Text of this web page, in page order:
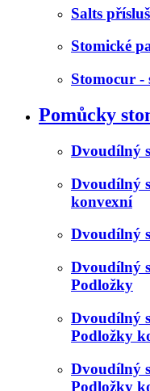
Salts
Stomické
Stomocur -
Pomůcky
Dvoudílný
Dvoudílný
konvexní
Dvoudílný
Dvoudílný
Podložky
Dvoudílný
Podložky
Dvoudílný
Podložky